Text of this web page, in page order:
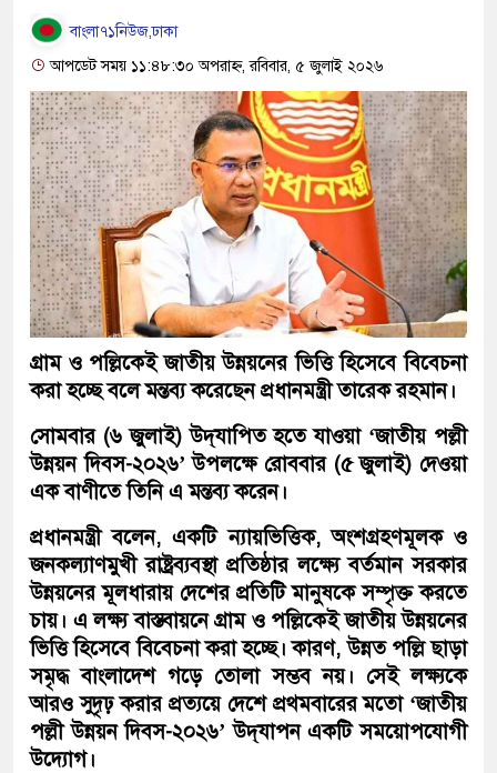
বাংলা৭১নিউজ,ঢাকা
আপডেট সময় ১১:৪৮:৩০ অপরাহ্ন, রবিবার, ৫ জুলাই ২০২৬
গ্রাম ও পল্লিকেই জাতীয় উন্নয়নের ভিত্তি হিসেবে বিবেচনা
করা হচ্ছে বলে মন্তব্য করেছেন প্রধানমন্ত্রী তারেক রহমান।
সোমবার (৬ জুলাই) উদ্‌যাপিত হতে যাওয়া ‘জাতীয় পল্লী
উন্নয়ন দিবস-২০২৬’ উপলক্ষে রোববার (৫ জুলাই) দেওয়া
এক বাণীতে তিনি এ মন্তব্য করেন।
প্রধানমন্ত্রী বলেন, একটি ন্যায়ভিত্তিক, অংশগ্রহণমূলক ও
জনকল্যাণমুখী রাষ্ট্রব্যবস্থা প্রতিষ্ঠার লক্ষ্যে বর্তমান সরকার
উন্নয়নের মূলধারায় দেশের প্রতিটি মানুষকে সম্পৃক্ত করতে
চায়। এ লক্ষ্য বাস্তবায়নে গ্রাম ও পল্লিকেই জাতীয় উন্নয়নের
ভিত্তি হিসেবে বিবেচনা করা হচ্ছে। কারণ, উন্নত পল্লি ছাড়া
সমৃদ্ধ বাংলাদেশ গড়ে তোলা সম্ভব নয়। সেই লক্ষ্যকে
আরও সুদৃঢ় করার প্রত্যয়ে দেশে প্রথমবারের মতো ‘জাতীয়
পল্লী উন্নয়ন দিবস-২০২৬’ উদ্‌যাপন একটি সময়োপযোগী
উদ্যোগ।